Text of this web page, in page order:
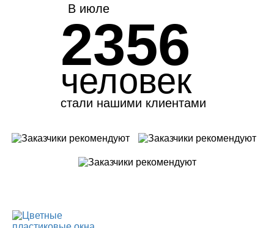
В июле
2356
человек
стали нашими клиентами